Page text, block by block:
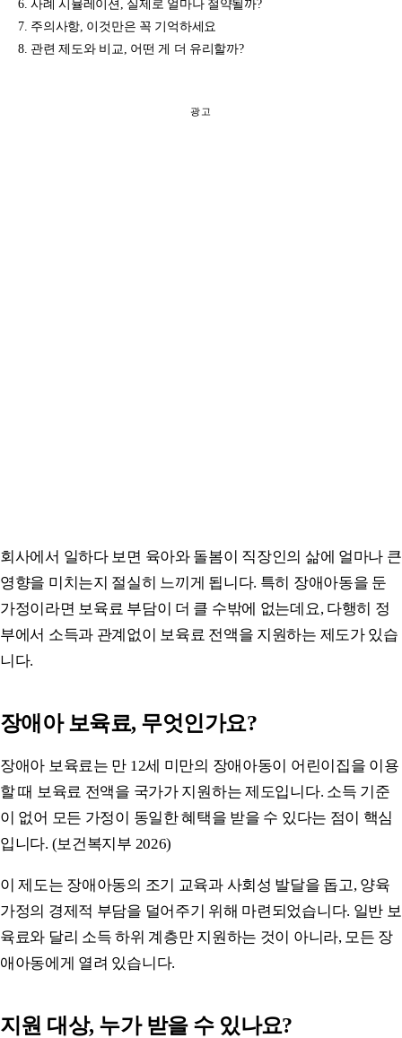
사례 시뮬레이션, 실제로 얼마나 절약될까?
주의사항, 이것만은 꼭 기억하세요
관련 제도와 비교, 어떤 게 더 유리할까?
광고
회사에서 일하다 보면 육아와 돌봄이 직장인의 삶에 얼마나 큰
영향을 미치는지 절실히 느끼게 됩니다. 특히 장애아동을 둔
가정이라면 보육료 부담이 더 클 수밖에 없는데요, 다행히 정
부에서 소득과 관계없이 보육료 전액을 지원하는 제도가 있습
니다.
장애아 보육료, 무엇인가요?
장애아 보육료는 만 12세 미만의 장애아동이 어린이집을 이용
할 때 보육료 전액을 국가가 지원하는 제도입니다. 소득 기준
이 없어 모든 가정이 동일한 혜택을 받을 수 있다는 점이 핵심
입니다. (보건복지부 2026)
이 제도는 장애아동의 조기 교육과 사회성 발달을 돕고, 양육
가정의 경제적 부담을 덜어주기 위해 마련되었습니다. 일반 보
육료와 달리 소득 하위 계층만 지원하는 것이 아니라, 모든 장
애아동에게 열려 있습니다.
지원 대상, 누가 받을 수 있나요?